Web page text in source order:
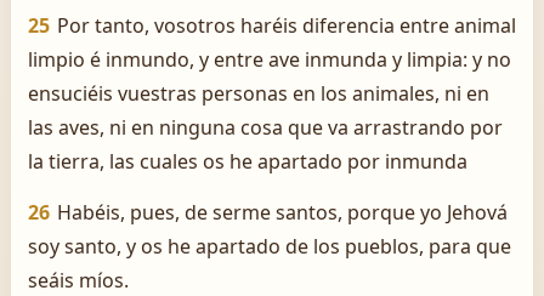
25 Por tanto, vosotros haréis diferencia entre animal
limpio é inmundo, y entre ave inmunda y limpia: y no
ensuciéis vuestras personas en los animales, ni en
las aves, ni en ninguna cosa que va arrastrando por
la tierra, las cuales os he apartado por inmunda
26 Habéis, pues, de serme santos, porque yo Jehová
soy santo, y os he apartado de los pueblos, para que
seáis míos.